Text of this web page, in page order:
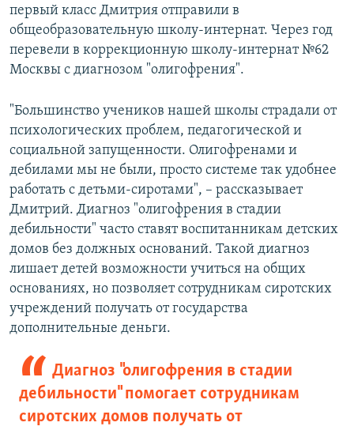
первый класс Дмитрия отправили в
общеобразовательную школу-интернат. Через год
перевели в коррекционную школу-интернат №62
Москвы с диагнозом "олигофрения".
"Большинство учеников нашей школы страдали от
психологических проблем, педагогической и
социальной запущенности. Олигофренами и
дебилами мы не были, просто системе так удобнее
работать с детьми-сиротами", – рассказывает
Дмитрий. Диагноз "олигофрения в стадии
дебильности" часто ставят воспитанникам детских
домов без должных оснований. Такой диагноз
лишает детей возможности учиться на общих
основаниях, но позволяет сотрудникам сиротских
учреждений получать от государства
дополнительные деньги.
Диагноз "олигофрения в стадии
дебильности" помогает сотрудникам
сиротских домов получать от